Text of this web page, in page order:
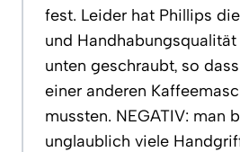
fest. Leider hat Phillips
und
unten geschraubt, so
einer anderen
mussten. NEGATIV: man
unglaublich viele